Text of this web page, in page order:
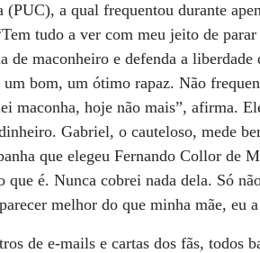
a qual frequentou durante
tudo a ver com meu jeito de
de maconheiro e defenda a
bom, um ótimo rapaz. Não
maconha, hoje não mais”, afirma.
Gabriel, o cauteloso, mede
que elegeu Fernando Collor de
é. Nunca cobrei nada dela. Só
melhor do que minha mãe, eu
de e-mails e cartas dos fãs, todos